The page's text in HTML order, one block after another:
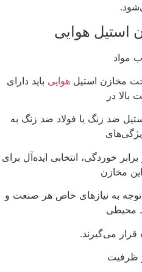
هوایی
مواد
مخازن استیلهوایی باید دارای
بالا در
ضد زنگ یا فولاد ضد زنگ به
خوردگی، انتخابی ایده‌آل برای
مخازن
به نیازهای خاص هر صنعت و
محیطی
قرار می‌گیرند.
ظرفیت